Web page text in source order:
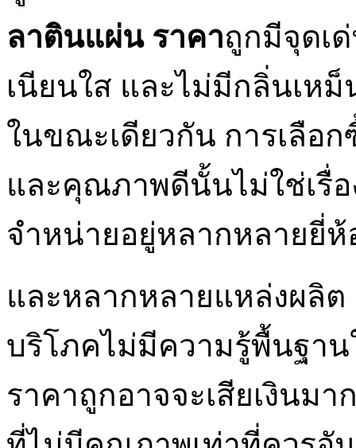
ลาตินแผ่น ราคาถูกมีจุดเ
เนียนใส และไม่มีกลิ่นเห
ในขณะเดียวกัน การเลือ
และคุณภาพดีนั้นไม่ใช่เรื่อ
จำหน่ายอยู่หลากหลายยี่ห้
และหลากหลายแหล่งผลิ
บริโภคไม่มีความรู้พื้นฐาน
ราคาถูกอาจจะเสียเงินม